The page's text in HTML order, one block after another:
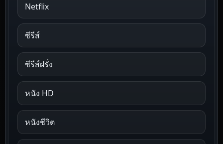
Netflix
ซีรีส์
ซีรีส์ฝรั่ง
หนัง HD
หนังชีวิต